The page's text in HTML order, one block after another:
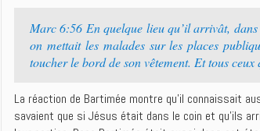
Marc 6:56 ‭‭En quelque lieu qu’il arrivât,
on mettait les malades sur les places
toucher le bord de son vêtement. Et tous
La réaction de Bartimée montre qu’il connaissait
savaient que si Jésus était dans le coin et qu’ils